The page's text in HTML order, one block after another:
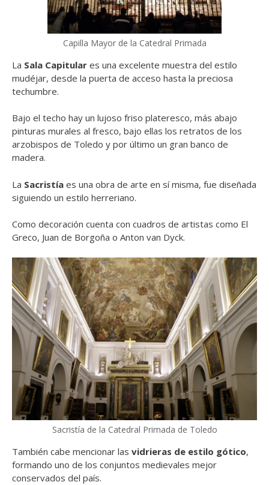
Capilla Mayor de la Catedral Primada
La Sala Capitular es una excelente muestra del estilo
mudéjar, desde la puerta de acceso hasta la preciosa
techumbre.
Bajo el techo hay un lujoso friso plateresco, más abajo
pinturas murales al fresco, bajo ellas los retratos de los
arzobispos de Toledo y por último un gran banco de
madera.
La Sacristía es una obra de arte en sí misma, fue diseñada
siguiendo un estilo herreriano.
Como decoración cuenta con cuadros de artistas como El
Greco, Juan de Borgoña o Anton van Dyck.
Sacristía de la Catedral Primada de Toledo
También cabe mencionar las vidrieras de estilo gótico,
formando uno de los conjuntos medievales mejor
conservados del país.